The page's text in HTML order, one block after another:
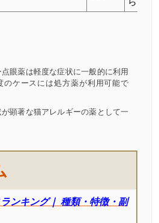
らげる
眼薬は軽度な症状に一般的に利用
のケースには処方薬が利用可能で
顕著な猫アレルギーの薬として一
ンキング｜ 種類・特徴・副